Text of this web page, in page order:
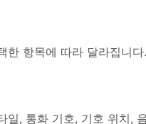
한 항목에 따라 달라집니다.
일, 통화 기호, 기호 위치,